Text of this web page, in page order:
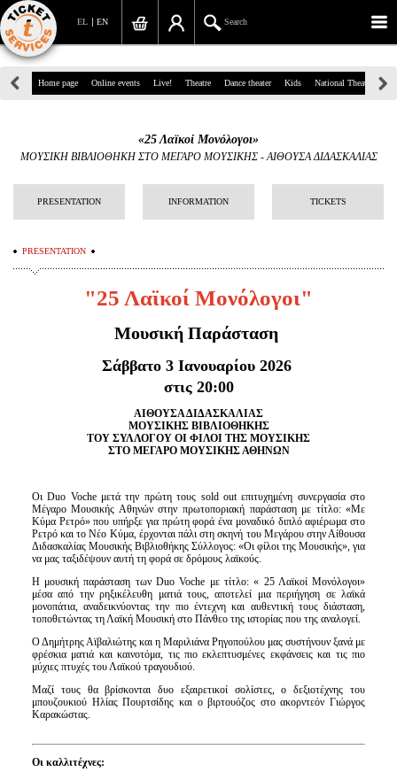
EN
EL Search
39, Panepistimiou Str, Athens
info@ticketservices.gr
Search
Sign up/Sign in
Search your order
Personal Data
Information
Home page Online events Live! Theatre Dance theater Kids National Theatre
«25 Λαϊκοί Μονόλογοι»
ΜΟΥΣΙΚΗ ΒΙΒΛΙΟΘΗΚΗ ΣΤΟ ΜΕΓΑΡΟ ΜΟΥΣΙΚΗΣ-ΑΙΘΟΥΣΑ ΔΙΔΑΣΚΑΛΙΑΣ
PRESENTATION INFORMATION TICKETS
PRESENTATION
"25 Λαϊκοί Μονόλογοι"
Μουσική Παράσταση
Σάββατο 3 Ιανουαρίου 2026
στις 20:00
ΑΙΘΟΥΣΑ ΔΙΔΑΣΚΑΛΙΑΣ
ΜΟΥΣΙΚΗΣ ΒΙΒΛΙΟΘΗΚΗΣ
ΤΟΥ ΣΥΛΛΟΓΟΥ ΟΙ ΦΙΛΟΙ ΤΗΣ ΜΟΥΣΙΚΗΣ
ΣΤΟ ΜΕΓΑΡΟ ΜΟΥΣΙΚΗΣ ΑΘΗΝΩΝ
Οι Duo Voche μετά την πρώτη τους sold out επιτυχημένη συνεργασία στο
Μέγαρο Μουσικής Αθηνών στην πρωτοποριακή παράσταση με τίτλο: «Με
Κύμα Ρετρό» που υπήρξε για πρώτη φορά ένα μοναδικό διπλό αφιέρωμα στο
Ρετρό και το Νέο Κύμα, έρχονται πάλι στη σκηνή του Μεγάρου στην Αίθουσα
Διδασκαλίας Μουσικής Βιβλιοθήκης Σύλλογος: «Οι φίλοι της Μουσικής», για
να μας ταξιδέψουν αυτή τη φορά σε δρόμους λαϊκούς.
Η μουσική παράσταση των Duo Voche με τίτλο: « 25 Λαϊκοί Μονόλογοι»
μέσα από την ρηξικέλευθη ματιά τους, αποτελεί μια περιήγηση σε λαϊκά
μονοπάτια, αναδεικνύοντας την πιο έντεχνη και αυθεντική τους διάσταση,
τοποθετώντας τη Λαϊκή Μουσική στο Πάνθεο της ιστορίας που της αναλογεί.
Ο Δημήτρης Αϊβαλιώτης και η Μαριλιάνα Ρηγοπούλου μας συστήνουν ξανά με
φρέσκια ματιά και καινοτόμα, τις πιο εκλεπτυσμένες εκφάνσεις και τις πιο
μύχιες πτυχές του Λαϊκού τραγουδιού.
Μαζί τους θα βρίσκονται δυο εξαιρετικοί σολίστες, ο δεξιοτέχνης του
μπουζουκιού Ηλίας Πουρτσίδης και ο βιρτουόζος στο ακορντεόν Γιώργος
Καρακώστας.
Οι καλλιτέχνες: